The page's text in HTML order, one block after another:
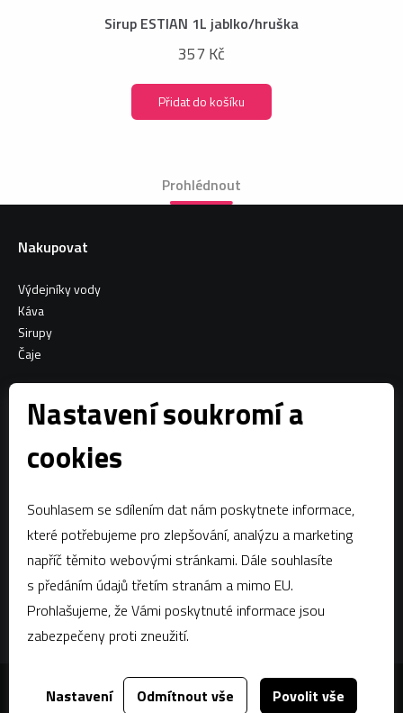
Nastavení soukromí a
cookies
Souhlasem se sdílením dat nám poskytnete informace,
které potřebujeme pro zlepšování, analýzu a marketing
napříč těmito webovými stránkami. Dále souhlasíte
s předáním údajů třetím stranám a mimo EU.
Prohlašujeme, že Vámi poskytnuté informace jsou
zabezpečeny proti zneužití.
Nastavení Odmítnout vše Povolit vše
Sirup ESTIAN 1L jablko/hruška
357 Kč
Přidat do košíku
Prohlédnout
Nakupovat
Výdejníky vody
Káva
Sirupy
Čaje
Facebook
Kontaktujte nás
estian@estian.cz
+420 602 436 140
Za tímto webem stojídgstudio.